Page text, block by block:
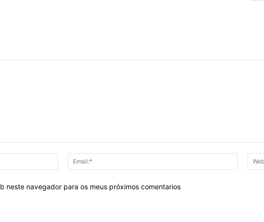
Nome:*
Email:*
neste navegador para os meus próximos comentarios